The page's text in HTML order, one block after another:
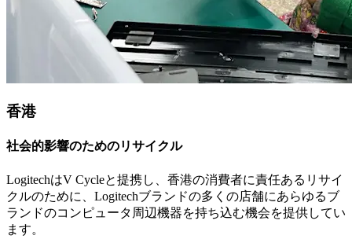
香港
社会的影響のためのリサイクル
LogitechはV Cycleと提携し、香港の消費者に責任あるリサイ
クルのために、Logitechブランドの多くの店舗にあらゆるブ
ランドのコンピュータ周辺機器を持ち込む機会を提供してい
ます。